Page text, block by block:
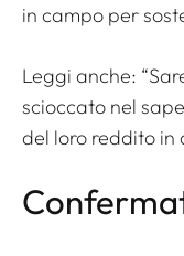
in campo per
Leggi anche:
scioccato nel
del loro reddito in